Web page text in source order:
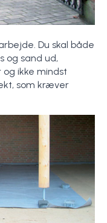
Du skal både
og sand ud,
ikke mindst
som kræver